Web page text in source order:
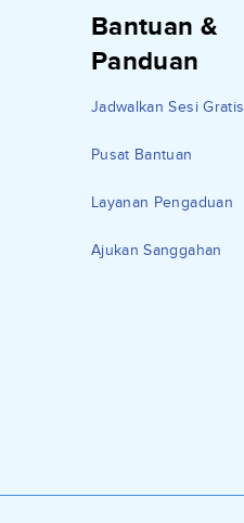
Bantuan &
Panduan
Jadwalkan Sesi Gratis
Pusat Bantuan
Layanan Pengaduan
Ajukan Sanggahan